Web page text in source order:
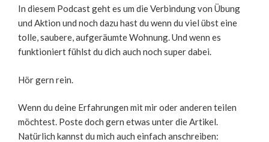
In diesem Podcast geht es um die Verbindung von Übung
und Aktion und noch dazu hast du wenn du viel übst eine
tolle, saubere, aufgeräumte Wohnung. Und wenn es
funktioniert fühlst du dich auch noch super dabei.
Hör gern rein.
Wenn du deine Erfahrungen mit mir oder anderen teilen
möchtest. Poste doch gern etwas unter die Artikel.
Natürlich kannst du mich auch einfach anschreiben: